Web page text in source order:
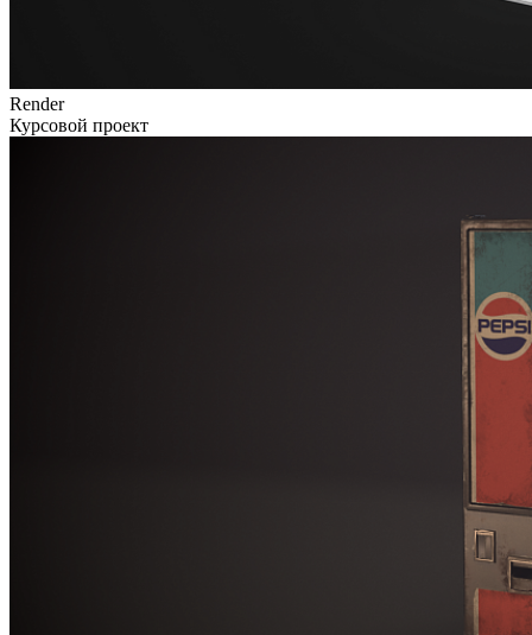
Render
Курсовой проект